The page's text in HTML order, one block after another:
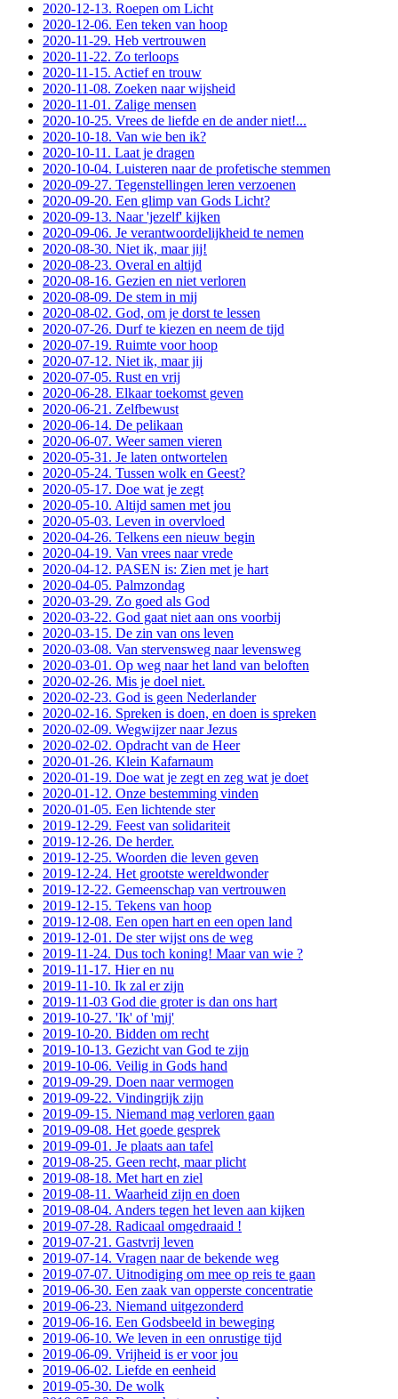
2020-12-13. Roepen om Licht
2020-12-06. Een teken van hoop
2020-11-29. Heb vertrouwen
2020-11-22. Zo terloops
2020-11-15. Actief en trouw
2020-11-08. Zoeken naar wijsheid
2020-11-01. Zalige mensen
2020-10-25. Vrees de liefde en de ander niet!...
2020-10-18. Van wie ben ik?
2020-10-11. Laat je dragen
2020-10-04. Luisteren naar de profetische stemmen
2020-09-27. Tegenstellingen leren verzoenen
2020-09-20. Een glimp van Gods Licht?
2020-09-13. Naar 'jezelf' kijken
2020-09-06. Je verantwoordelijkheid te nemen
2020-08-30. Niet ik, maar jij!
2020-08-23. Overal en altijd
2020-08-16. Gezien en niet verloren
2020-08-09. De stem in mij
2020-08-02. God, om je dorst te lessen
2020-07-26. Durf te kiezen en neem de tijd
2020-07-19. Ruimte voor hoop
2020-07-12. Niet ik, maar jij
2020-07-05. Rust en vrij
2020-06-28. Elkaar toekomst geven
2020-06-21. Zelfbewust
2020-06-14. De pelikaan
2020-06-07. Weer samen vieren
2020-05-31. Je laten ontwortelen
2020-05-24. Tussen wolk en Geest?
2020-05-17. Doe wat je zegt
2020-05-10. Altijd samen met jou
2020-05-03. Leven in overvloed
2020-04-26. Telkens een nieuw begin
2020-04-19. Van vrees naar vrede
2020-04-12. PASEN is: Zien met je hart
2020-04-05. Palmzondag
2020-03-29. Zo goed als God
2020-03-22. God gaat niet aan ons voorbij
2020-03-15. De zin van ons leven
2020-03-08. Van stervensweg naar levensweg
2020-03-01. Op weg naar het land van beloften
2020-02-26. Mis je doel niet.
2020-02-23. God is geen Nederlander
2020-02-16. Spreken is doen, en doen is spreken
2020-02-09. Wegwijzer naar Jezus
2020-02-02. Opdracht van de Heer
2020-01-26. Klein Kafarnaum
2020-01-19. Doe wat je zegt en zeg wat je doet
2020-01-12. Onze bestemming vinden
2020-01-05. Een lichtende ster
2019-12-29. Feest van solidariteit
2019-12-26. De herder.
2019-12-25. Woorden die leven geven
2019-12-24. Het grootste wereldwonder
2019-12-22. Gemeenschap van vertrouwen
2019-12-15. Tekens van hoop
2019-12-08. Een open hart en een open land
2019-12-01. De ster wijst ons de weg
2019-11-24. Dus toch koning! Maar van wie ?
2019-11-17. Hier en nu
2019-11-10. Ik zal er zijn
2019-11-03 God die groter is dan ons hart
2019-10-27. 'Ik' of 'mij'
2019-10-20. Bidden om recht
2019-10-13. Gezicht van God te zijn
2019-10-06. Veilig in Gods hand
2019-09-29. Doen naar vermogen
2019-09-22. Vindingrijk zijn
2019-09-15. Niemand mag verloren gaan
2019-09-08. Het goede gesprek
2019-09-01. Je plaats aan tafel
2019-08-25. Geen recht, maar plicht
2019-08-18. Met hart en ziel
2019-08-11. Waarheid zijn en doen
2019-08-04. Anders tegen het leven aan kijken
2019-07-28. Radicaal omgedraaid !
2019-07-21. Gastvrij leven
2019-07-14. Vragen naar de bekende weg
2019-07-07. Uitnodiging om mee op reis te gaan
2019-06-30. Een zaak van opperste concentratie
2019-06-23. Niemand uitgezonderd
2019-06-16. Een Godsbeeld in beweging
2019-06-10. We leven in een onrustige tijd
2019-06-09. Vrijheid is er voor jou
2019-06-02. Liefde en eenheid
2019-05-30. De wolk